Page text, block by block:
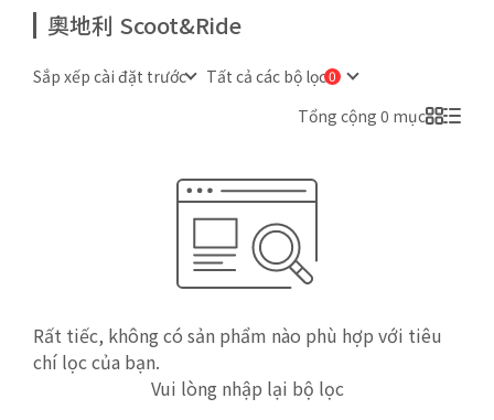
奧地利 Scoot&Ride
Sắp xếp cài đặt trước
Tất cả các bộ lọc
Tổng cộng 0 mục
Rất tiếc, không có sản phẩm nào phù hợp với tiêu
chí lọc của bạn.
Vui lòng nhập lại bộ lọc